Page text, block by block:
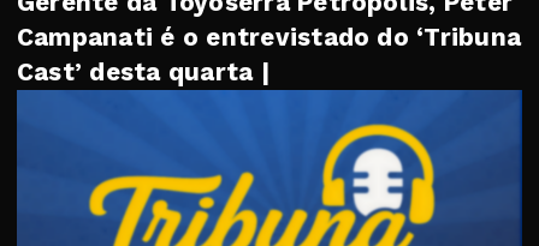
Campanati é o entrevistado do ‘Tribuna
Cast’ desta quarta |